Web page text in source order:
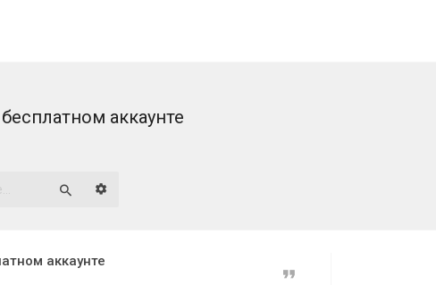
аккаунте
Расширенный поиск
аккаунте
Цитата